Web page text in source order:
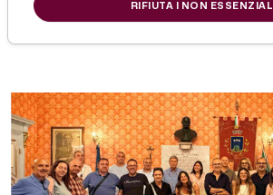
di Redazione Picenotime
RIFIUTA I NON ESSENZIALI